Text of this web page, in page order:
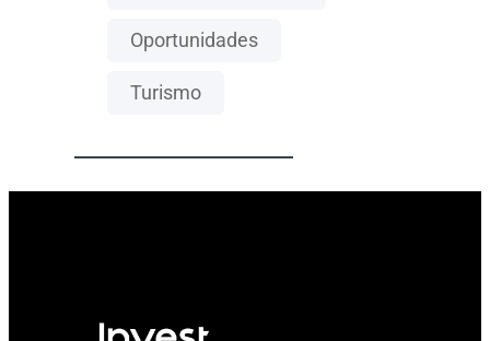
Oportunidades
Turismo